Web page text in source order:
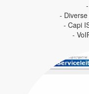
-
- Capi
-